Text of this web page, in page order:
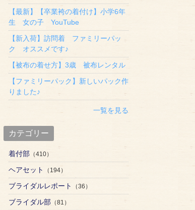
【最新】【卒業袴の着付け】小学6年
生 女の子 YouTube
【新入荷】訪問着 ファミリーパッ
ク オススメです♪
【被布の着せ方】3歳 被布レンタル
【ファミリーパック】新しいパック作
りました♪
一覧を見る
カテゴリー
着付部（410）
ヘアセット （194）
ブライダルレポート （36）
ブライダル部（81）